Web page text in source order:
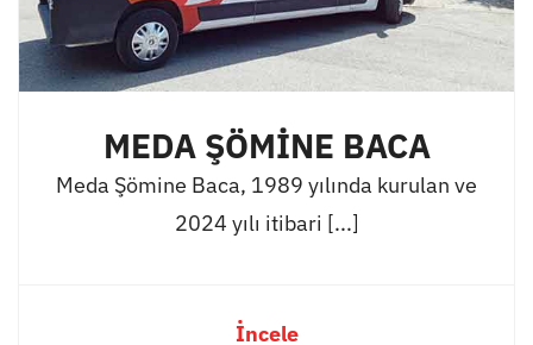
MEDA ŞÖMİNE BACA
Meda Şömine Baca, 1989 yılında kurulan ve
2024 yılı itibari [...]
İncele